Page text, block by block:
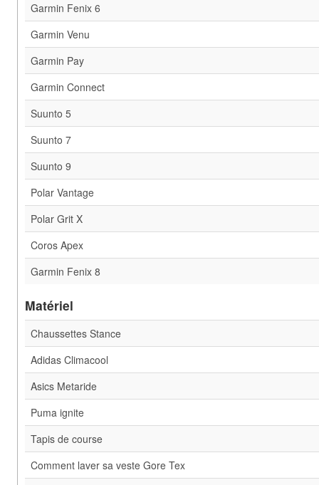
Garmin Fenix 6
Garmin Venu
Garmin Pay
Garmin Connect
Suunto 5
Suunto 7
Suunto 9
Polar Vantage
Polar Grit X
Coros Apex
Garmin Fenix 8
Matériel
Chaussettes Stance
Adidas Climacool
Asics Metaride
Puma ignite
Tapis de course
Comment laver sa veste Gore Tex